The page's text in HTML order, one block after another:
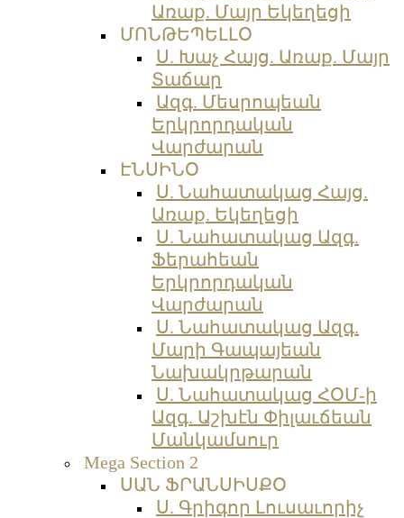
Առաք. Մայր Եկեղեցի
ՄՈՆԹԵՊԵԼԼՕ
Ս. Խաչ Հայց. Առաք. Մայր
Տաճար
Ազգ. Մեսրոպեան
Երկրորդական
Վարժարան
ԷՆՍԻՆՕ
Ս. Նահատակաց Հայց.
Առաք. Եկեղեցի
Ս. Նահատակաց Ազգ.
Ֆերահեան
Երկրորդական
Վարժարան
Ս. Նահատակաց Ազգ.
Մարի Գապայեան
Նախակրթարան
Ս. Նահատակաց ՀՕՄ-ի
Ազգ. Աշխէն Փիլաւճեան
Մանկամսուր
Mega Section 2
ՍԱՆ ՖՐԱՆՍԻՍՔՕ
Ս. Գրիգոր Լուսաւորիչ